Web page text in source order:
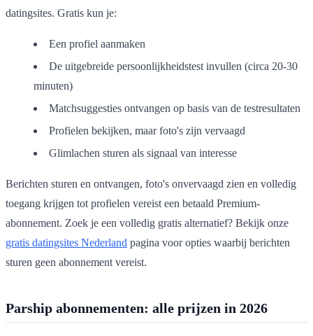
datingsites. Gratis kun je:
Een profiel aanmaken
De uitgebreide persoonlijkheidstest invullen (circa 20-30
minuten)
Matchsuggesties ontvangen op basis van de testresultaten
Profielen bekijken, maar foto's zijn vervaagd
Glimlachen sturen als signaal van interesse
Berichten sturen en ontvangen, foto's onvervaagd zien en volledig
toegang krijgen tot profielen vereist een betaald Premium-
abonnement. Zoek je een volledig gratis alternatief? Bekijk onze
gratis datingsites Nederland pagina voor opties waarbij berichten
sturen geen abonnement vereist.
Parship abonnementen: alle prijzen in 2026